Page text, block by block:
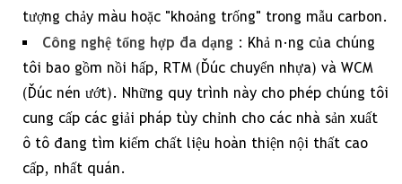
tượng chảy màu hoặc "khoảng trống" trong mẫu carbon.
Công nghệ tổng hợp đa dạng : Khả năng của chúng
tôi bao gồm nồi hấp, RTM (Đúc chuyển nhựa) và WCM
(Đúc nén ướt). Những quy trình này cho phép chúng tôi
cung cấp các giải pháp tùy chỉnh cho các nhà sản xuất
ô tô đang tìm kiếm chất liệu hoàn thiện nội thất cao
cấp, nhất quán.